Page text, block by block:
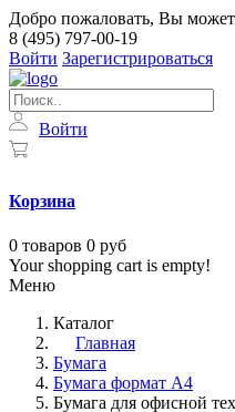
Добро пожаловать, Вы
8 (495) 797-00-19
Войти Зарегистрироваться
Войти
Корзина
0 товаров 0 руб
Your shopping cart is empty!
Меню
Каталог
Главная
Бумага
Бумага формат А4
Бумага для офисной